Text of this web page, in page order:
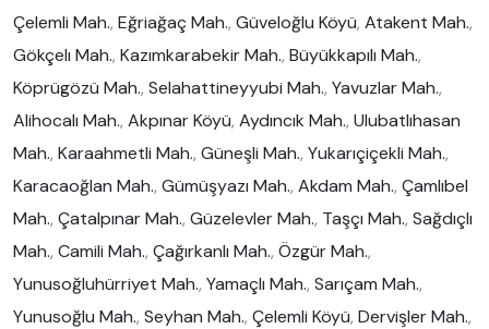
Çelemli Mah., Eğriağaç Mah., Güveloğlu Köyü, Atakent Mah.,
Gökçelı Mah., Kazımkarabekir Mah., Büyükkapılı Mah.,
Köprügözü Mah., Selahattineyyubi Mah., Yavuzlar Mah.,
Alihocalı Mah., Akpınar Köyü, Aydıncık Mah., Ulubatlıhasan
Mah., Karaahmetli Mah., Güneşli Mah., Yukarıçiçekli Mah.,
Karacaoğlan Mah., Gümüşyazı Mah., Akdam Mah., Çamlıbel
Mah., Çatalpınar Mah., Güzelevler Mah., Taşçı Mah., Sağdıçlı
Mah., Camili Mah., Çağırkanlı Mah., Özgür Mah.,
Yunusoğluhürriyet Mah., Yamaçlı Mah., Sarıçam Mah.,
Yunusoğlu Mah., Seyhan Mah., Çelemli Köyü, Dervişler Mah.,